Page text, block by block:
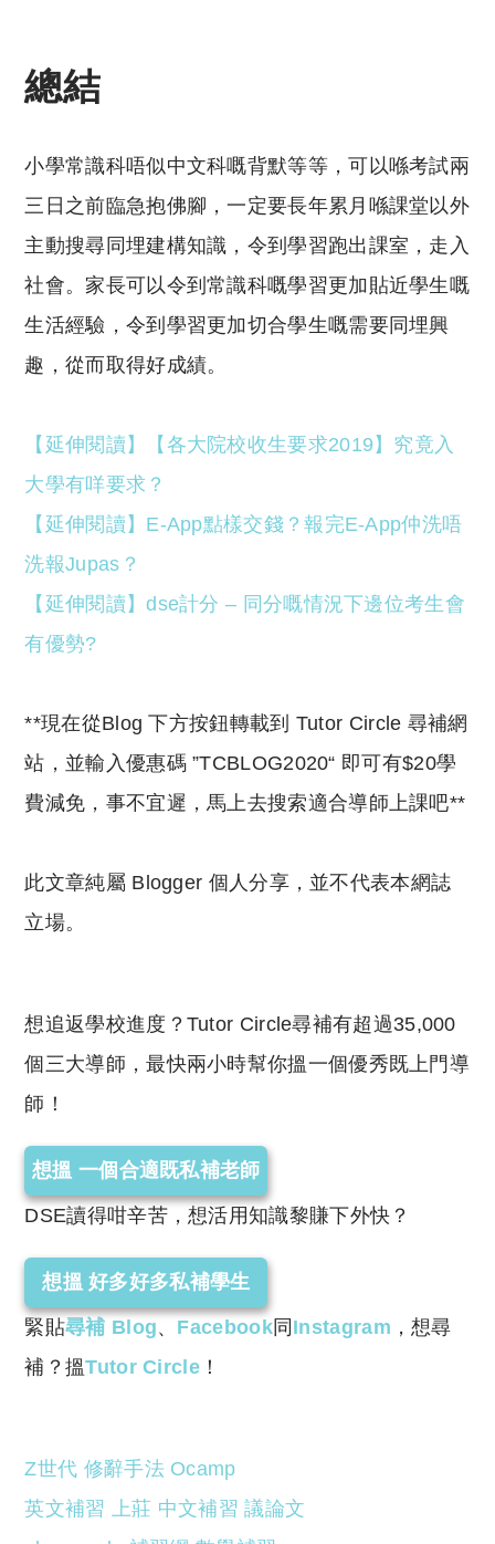
總結
小學常識科唔似中文科嘅背默等等，可以喺考試兩
三日之前臨急抱佛腳，一定要長年累月喺課堂以外
主動搜尋同埋建構知識，令到學習跑出課室，走入
社會。家長可以令到常識科嘅學習更加貼近學生嘅
生活經驗，令到學習更加切合學生嘅需要同埋興
趣，從而取得好成績。
【延伸閱讀】【各大院校收生要求2019】究竟入
大學有咩要求？
【延伸閱讀】E-App點樣交錢？報完E-App仲洗唔
洗報Jupas？
【延伸閱讀】dse計分 – 同分嘅情況下邊位考生會
有優勢?
**現在從Blog 下方按鈕轉載到 Tutor Circle 尋補網
站，並輸入優惠碼 ”TCBLOG2020“ 即可有$20學
費減免，事不宜遲，馬上去搜索適合導師上課吧**
此文章純屬 Blogger 個人分享，並不代表本網誌
立場。
想追返學校進度？Tutor Circle尋補有超過35,000
個三大導師，最快兩小時幫你搵一個優秀既上門導
師！
想搵 一個合適既私補老師
DSE讀得咁辛苦，想活用知識黎賺下外快？
想搵 好多好多私補學生
緊貼尋補 Blog、 Facebook同 Instagram ，想尋
補？搵Tutor Circle！
Z世代 修辭手法 Ocamp
英文補習 上莊 中文補習 議論文